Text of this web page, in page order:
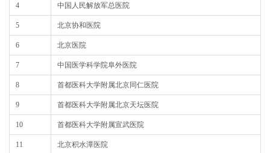
4 中国人民解放军总医院
5 北京协和医院
6 北京医院
7 中国医学科学院阜外医院
8 首都医科大学附属北京同仁医院
9 首都医科大学附属北京天坛医院
10 首都医科大学附属宣武医院
11 北京积水潭医院